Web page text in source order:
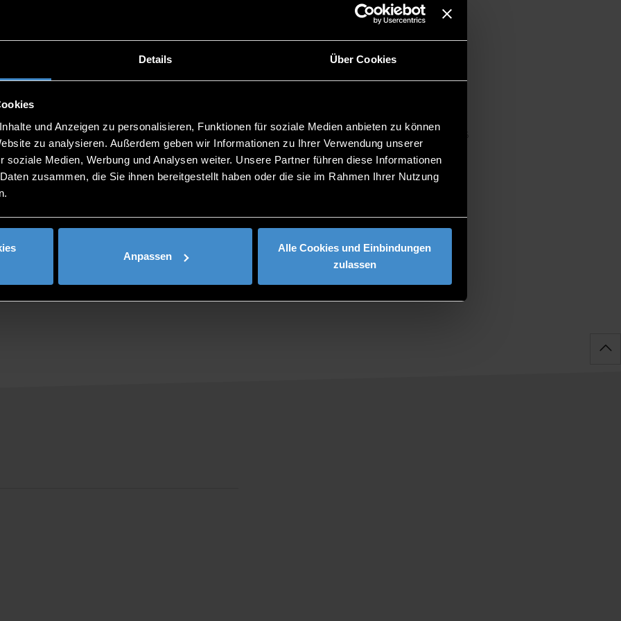
Details Über Cookies
und Anzeigen zu personalisieren, Funktionen für soziale Medien anbieten zu können
zu analysieren. Außerdem geben wir Informationen zu Ihrer Verwendung unserer
soziale Medien, Werbung und Analysen weiter. Unsere Partner führen diese Informationen
zusammen, die Sie ihnen bereitgestellt haben oder die sie im Rahmen Ihrer Nutzung
Anpassen
Alle Cookies und Einbindungen
zulassen
Room 3 ZAW/Meeting Room ITC2 3.18 ZAF)
and Head of the THD Graduate School Office
Consortium Applications & Innovation Workshops
be compared and text modules will be formulated. Financial calculations, timelines
Participants will have the opportunity to pitch their own applications.